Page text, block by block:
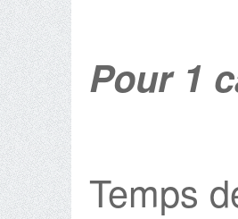
Pour 1
Temps